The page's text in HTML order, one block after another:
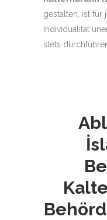
gestalten, ist für
Individualität
stets